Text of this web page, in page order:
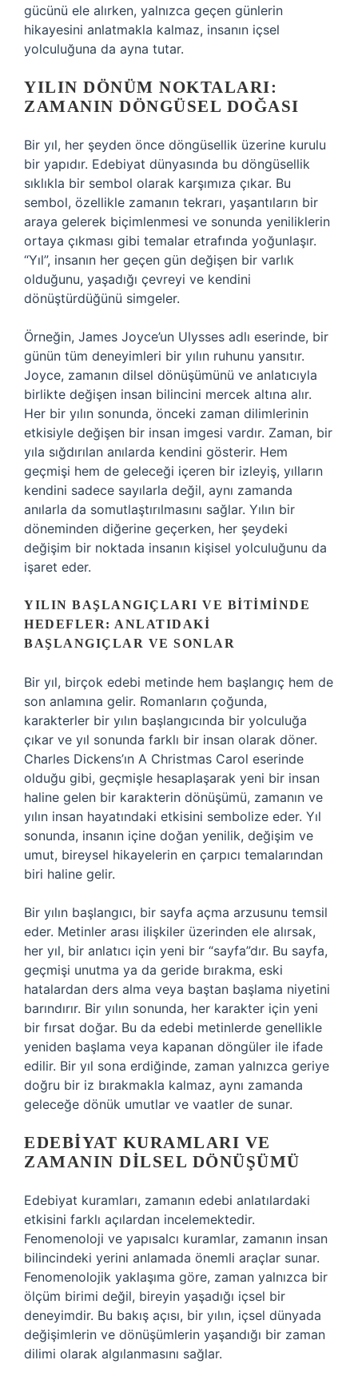
gücünü ele alırken, yalnızca geçen günlerin
hikayesini anlatmakla kalmaz, insanın içsel
yolculuğuna da ayna tutar.
YILIN DÖNÜM NOKTALARI:
ZAMANIN DÖNGÜSEL DOĞASI
Bir yıl, her şeyden önce döngüsellik üzerine kurulu
bir yapıdır. Edebiyat dünyasında bu döngüsellik
sıklıkla bir sembol olarak karşımıza çıkar. Bu
sembol, özellikle zamanın tekrarı, yaşantıların bir
araya gelerek biçimlenmesi ve sonunda yeniliklerin
ortaya çıkması gibi temalar etrafında yoğunlaşır.
“Yıl”, insanın her geçen gün değişen bir varlık
olduğunu, yaşadığı çevreyi ve kendini
dönüştürdüğünü simgeler.
Örneğin, James Joyce’un Ulysses adlı eserinde, bir
günün tüm deneyimleri bir yılın ruhunu yansıtır.
Joyce, zamanın dilsel dönüşümünü ve anlatıcıyla
birlikte değişen insan bilincini mercek altına alır.
Her bir yılın sonunda, önceki zaman dilimlerinin
etkisiyle değişen bir insan imgesi vardır. Zaman, bir
yıla sığdırılan anılarda kendini gösterir. Hem
geçmişi hem de geleceği içeren bir izleyiş, yılların
kendini sadece sayılarla değil, aynı zamanda
anılarla da somutlaştırılmasını sağlar. Yılın bir
döneminden diğerine geçerken, her şeydeki
değişim bir noktada insanın kişisel yolculuğunu da
işaret eder.
YILIN BAŞLANGIÇLARI VE BITIMINDE
HEDEFLER: ANLATIDAKI
BAŞLANGIÇLAR VE SONLAR
Bir yıl, birçok edebi metinde hem başlangıç hem de
son anlamına gelir. Romanların çoğunda,
karakterler bir yılın başlangıcında bir yolculuğa
çıkar ve yıl sonunda farklı bir insan olarak döner.
Charles Dickens’ın A Christmas Carol eserinde
olduğu gibi, geçmişle hesaplaşarak yeni bir insan
haline gelen bir karakterin dönüşümü, zamanın ve
yılın insan hayatındaki etkisini sembolize eder. Yıl
sonunda, insanın içine doğan yenilik, değişim ve
umut, bireysel hikayelerin en çarpıcı temalarından
biri haline gelir.
Bir yılın başlangıcı, bir sayfa açma arzusunu temsil
eder. Metinler arası ilişkiler üzerinden ele alırsak,
her yıl, bir anlatıcı için yeni bir “sayfa”dır. Bu sayfa,
geçmişi unutma ya da geride bırakma, eski
hatalardan ders alma veya baştan başlama niyetini
barındırır. Bir yılın sonunda, her karakter için yeni
bir fırsat doğar. Bu da edebi metinlerde genellikle
yeniden başlama veya kapanan döngüler ile ifade
edilir. Bir yıl sona erdiğinde, zaman yalnızca geriye
doğru bir iz bırakmakla kalmaz, aynı zamanda
geleceğe dönük umutlar ve vaatler de sunar.
EDEBIYAT KURAMLARI VE
ZAMANIN DILSEL DÖNÜŞÜMÜ
Edebiyat kuramları, zamanın edebi anlatılardaki
etkisini farklı açılardan incelemektedir.
Fenomenoloji ve yapısalcı kuramlar, zamanın insan
bilincindeki yerini anlamada önemli araçlar sunar.
Fenomenolojik yaklaşıma göre, zaman yalnızca bir
ölçüm birimi değil, bireyin yaşadığı içsel bir
deneyimdir. Bu bakış açısı, bir yılın, içsel dünyada
değişimlerin ve dönüşümlerin yaşandığı bir zaman
dilimi olarak algılanmasını sağlar.